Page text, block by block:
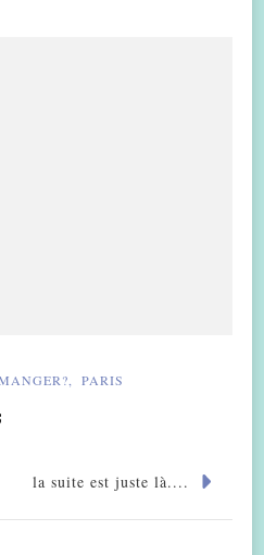
PARIS
la suite est juste là....